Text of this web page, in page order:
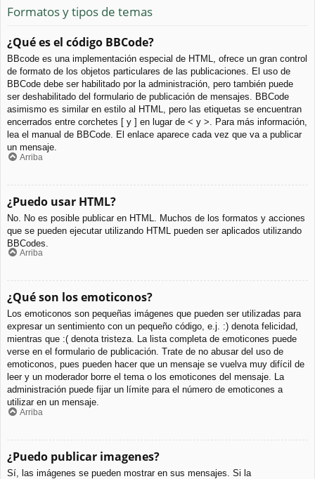
Formatos y tipos de temas
¿Qué es el código BBCode?
BBcode es una implementación especial de HTML, ofrece un gran control
de formato de los objetos particulares de las publicaciones. El uso de
BBCode debe ser habilitado por la administración, pero también puede
ser deshabilitado del formulario de publicación de mensajes. BBCode
asimismo es similar en estilo al HTML, pero las etiquetas se encuentran
encerrados entre corchetes [ y ] en lugar de < y >. Para más información,
lea el manual de BBCode. El enlace aparece cada vez que va a publicar
un mensaje.
Arriba
¿Puedo usar HTML?
No. No es posible publicar en HTML. Muchos de los formatos y acciones
que se pueden ejecutar utilizando HTML pueden ser aplicados utilizando
BBCodes.
Arriba
¿Qué son los emoticonos?
Los emoticonos son pequeñas imágenes que pueden ser utilizadas para
expresar un sentimiento con un pequeño código, e.j. :) denota felicidad,
mientras que :( denota tristeza. La lista completa de emoticones puede
verse en el formulario de publicación. Trate de no abusar del uso de
emoticonos, pues pueden hacer que un mensaje se vuelva muy difícil de
leer y un moderador borre el tema o los emoticones del mensaje. La
administración puede fijar un límite para el número de emoticones a
utilizar en un mensaje.
Arriba
¿Puedo publicar imagenes?
Sí, las imágenes se pueden mostrar en sus mensajes. Si la